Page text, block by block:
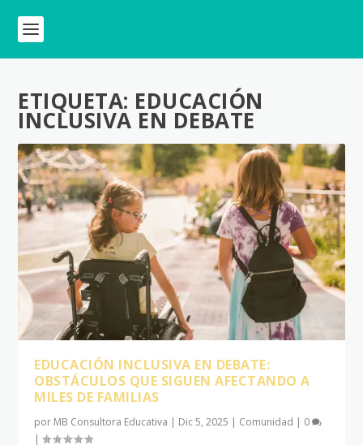
ETIQUETA: EDUCACIÓN
INCLUSIVA EN DEBATE
EDUCACIÓN INCLUSIVA EN DEBATE:
OBSTÁCULOS QUE SIGUEN AFECTANDO A
MILES DE FAMILIAS
por MB Consultora Educativa | Dic 5, 2025 | Comunidad | 0
|